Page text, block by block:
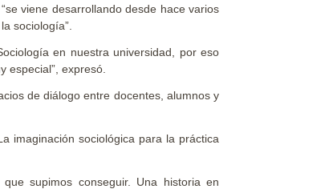
viene desarrollando desde hace varios
sociología”.
en nuestra universidad, por eso
especial”, expresó.
de diálogo entre docentes, alumnos y
imaginación sociológica para la práctica
supimos conseguir. Una historia en